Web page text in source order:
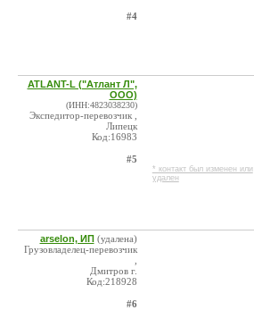
#4
ATLANT-L ("Атлант Л",
ООО)
(ИНН:4823038230)
Экспедитор-перевозчик ,
Липецк
Код:16983
#5
* контакт был изменен или
удален
arselon, ИП (удалена)
Грузовладелец-перевозчик
Дмитров г.
Код:218928
#6